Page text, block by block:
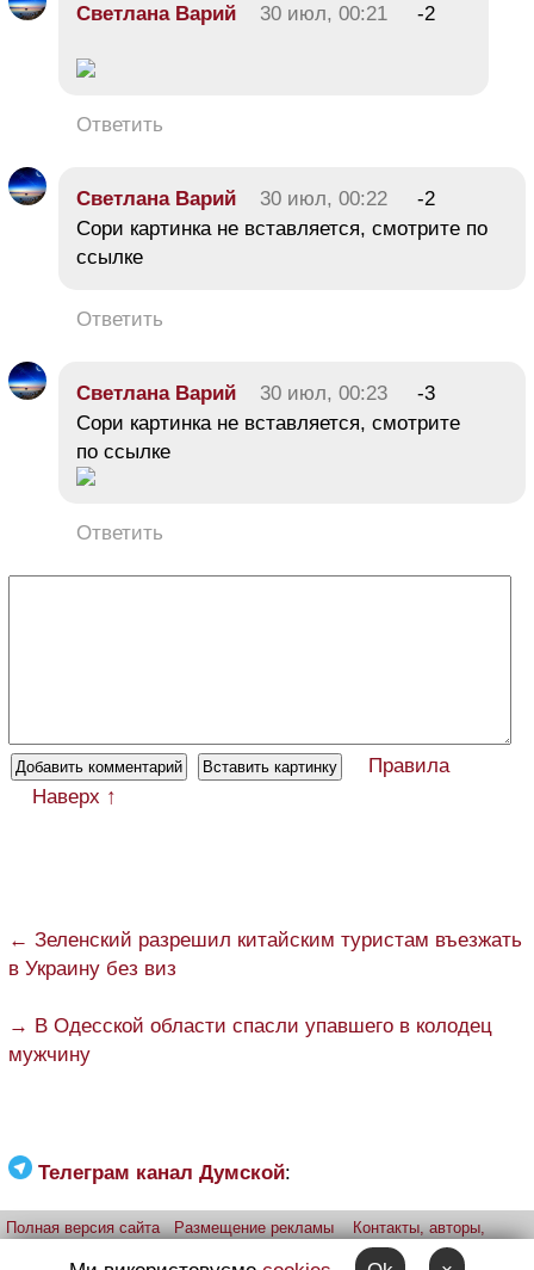
Светлана Варий 30 июл, 00:21 -2
Ответить
Светлана Варий 30 июл, 00:22
-2
Сори картинка не вставляется, смотрите по
ссылке
Ответить
Светлана Варий 30 июл, 00:23
-3
Сори картинка не вставляется, смотрите
по ссылке
Ответить
Правила
Наверх ↑
← Зеленский разрешил китайским туристам въезжать
в Украину без виз
→ В Одесской области спасли упавшего в колодец
мужчину
Телеграм канал Думской:
Полная версия сайта Размещение рекламы
Контакты, авторы,
iPhone